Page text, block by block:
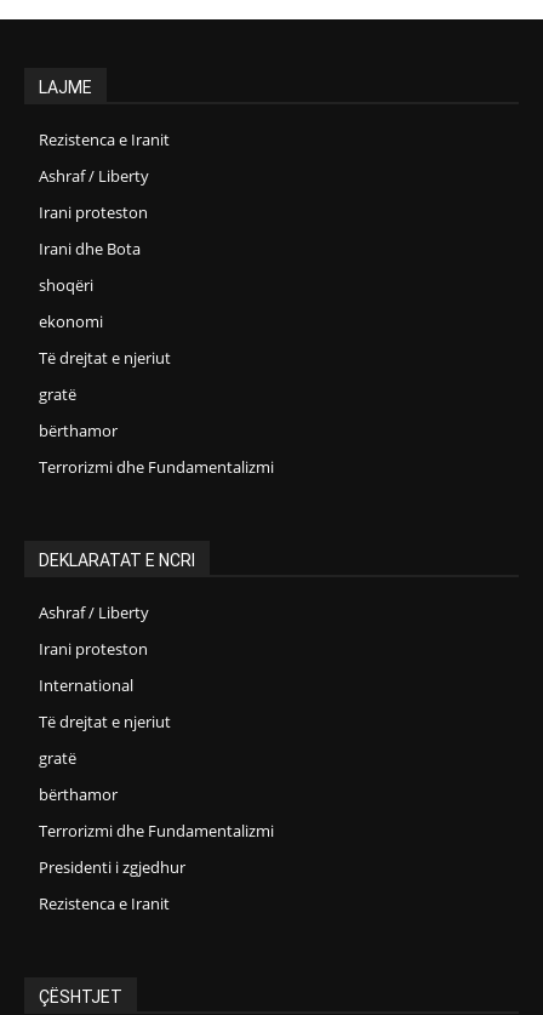
LAJME
Rezistenca e Iranit
Ashraf / Liberty
Irani proteston
Irani dhe Bota
shoqëri
ekonomi
Të drejtat e njeriut
gratë
bërthamor
Terrorizmi dhe Fundamentalizmi
DEKLARATAT E NCRI
Ashraf / Liberty
Irani proteston
International
Të drejtat e njeriut
gratë
bërthamor
Terrorizmi dhe Fundamentalizmi
Presidenti i zgjedhur
Rezistenca e Iranit
ÇËSHTJET